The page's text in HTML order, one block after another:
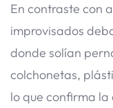
En contraste con
improvisados
donde solían
colchonetas,
lo que confirma